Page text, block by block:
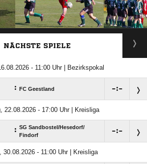
ANZEIGE
NÄCHSTE SPIELE
- 11:00 Uhr | Bezirkspokal
: FC Geestland :
22.08.2026 - 17:00 Uhr | Kreisliga
: SG Sandbostel/​Hesedorf/​
Findorf
:
30.08.2026 - 11:00 Uhr | Kreisliga